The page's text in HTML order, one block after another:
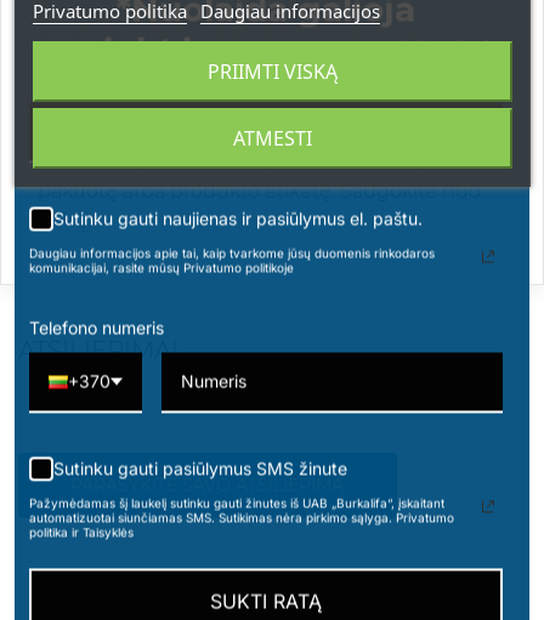
Sudėtyje yra:
5-15% katijoninių aktyviųjų
paviršiaus medžiagų. Kiti komponentai: kvapai
Įspėjimai:prireikus kreipkitės į gydytoją, turėkite
pakuotę arba produkto etiketę. Saugokite nuo
vaikų.
ATSILIEPIMAI
PARAŠYKITE SAVO ATSILIEPIMĄ
Privatumo politika Daugiau informacijos
ATMESTI
PRIIMTI VISKĄ
*Nuolaida galioja
apsipirkimams nuo 49 € !
Sutinku gauti naujienas ir pasiūlymus el. paštu.
Daugiau informacijos apie tai, kaip tvarkome jūsų duomenis rinkodaros
komunikacijai, rasite mūsų Privatumo politikoje
Telefono numeris
+370
Sutinku gauti pasiūlymus SMS žinute
Pažymėdamas šį laukelį sutinku gauti žinutes iš UAB „Burkalifa“, įskaitant
automatizuotai siunčiamas SMS. Sutikimas nėra pirkimo sąlyga. Privatumo
politika ir Taisyklės
SUKTI RATĄ